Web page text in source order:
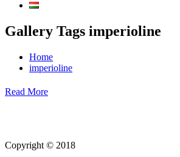
Gallery Tags imperioline
Home
imperioline
Read More
Copyright © 2018